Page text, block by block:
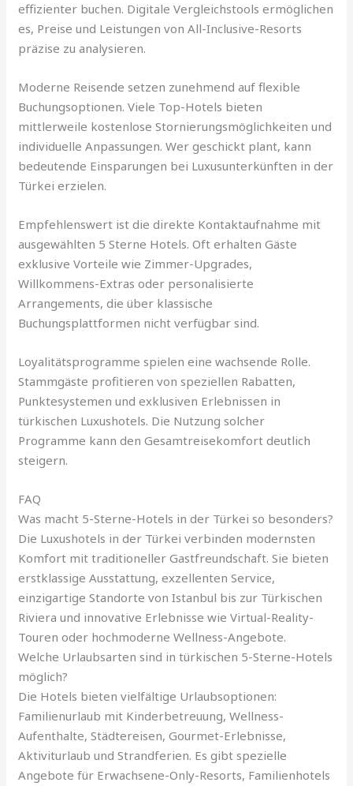
effizienter buchen. Digitale Vergleichstools ermöglichen
es, Preise und Leistungen von All-Inclusive-Resorts
präzise zu analysieren.
Moderne Reisende setzen zunehmend auf flexible
Buchungsoptionen. Viele Top-Hotels bieten
mittlerweile kostenlose Stornierungsmöglichkeiten und
individuelle Anpassungen. Wer geschickt plant, kann
bedeutende Einsparungen bei Luxusunterkünften in der
Türkei erzielen.
Empfehlenswert ist die direkte Kontaktaufnahme mit
ausgewählten 5 Sterne Hotels. Oft erhalten Gäste
exklusive Vorteile wie Zimmer-Upgrades,
Willkommens-Extras oder personalisierte
Arrangements, die über klassische
Buchungsplattformen nicht verfügbar sind.
Loyalitätsprogramme spielen eine wachsende Rolle.
Stammgäste profitieren von speziellen Rabatten,
Punktesystemen und exklusiven Erlebnissen in
türkischen Luxushotels. Die Nutzung solcher
Programme kann den Gesamtreisekomfort deutlich
steigern.
FAQ
Was macht 5-Sterne-Hotels in der Türkei so besonders?
Die Luxushotels in der Türkei verbinden modernsten
Komfort mit traditioneller Gastfreundschaft. Sie bieten
erstklassige Ausstattung, exzellenten Service,
einzigartige Standorte von Istanbul bis zur Türkischen
Riviera und innovative Erlebnisse wie Virtual-Reality-
Touren oder hochmoderne Wellness-Angebote.
Welche Urlaubsarten sind in türkischen 5-Sterne-Hotels
möglich?
Die Hotels bieten vielfältige Urlaubsoptionen:
Familienurlaub mit Kinderbetreuung, Wellness-
Aufenthalte, Städtereisen, Gourmet-Erlebnisse,
Aktiviturlaub und Strandferien. Es gibt spezielle
Angebote für Erwachsene-Only-Resorts, Familienhotels